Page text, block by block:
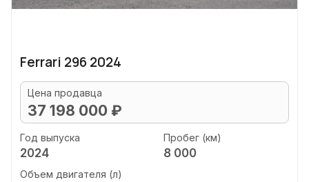
Ferrari 296 2024
Цена продавца
37 198 000 ₽
Год выпуска
2024
Пробег (км)
8 000
Объем двигателя (л)